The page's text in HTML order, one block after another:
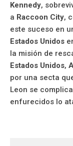
Kennedy,
a Raccoon City,
este suceso en
Estados Unidos
la misión de
Estados Unidos,
por una secta
Leon se
enfurecidos lo